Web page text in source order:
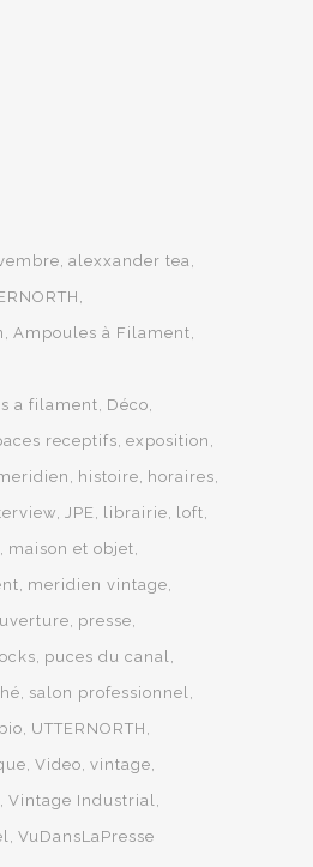
alexxander tea
Ampoules à Filament
a filament Déco
receptifs exposition
histoire
horaires
JPE librairie loft
maison et objet
meridien vintage
presse
puces du canal
salon professionnel
UTTERNORTH
Video vintage
Vintage Industrial
VuDansLaPresse